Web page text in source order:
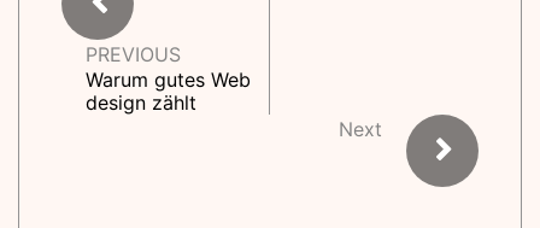
PREVIOUS
Warum gutes Web
design zählt
Next